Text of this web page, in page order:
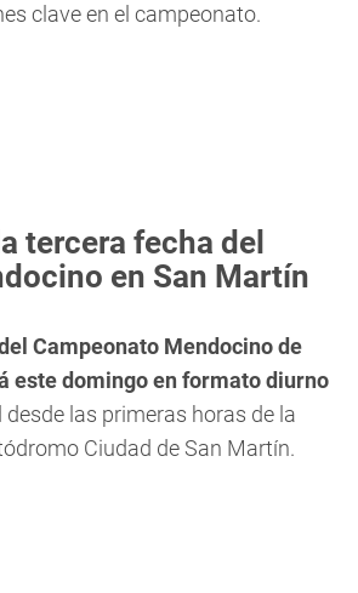
clave en el campeonato.
tercera fecha del
en San Martín
Campeonato Mendocino de
este domingo en formato diurno
las primeras horas de la
Ciudad de San Martín.